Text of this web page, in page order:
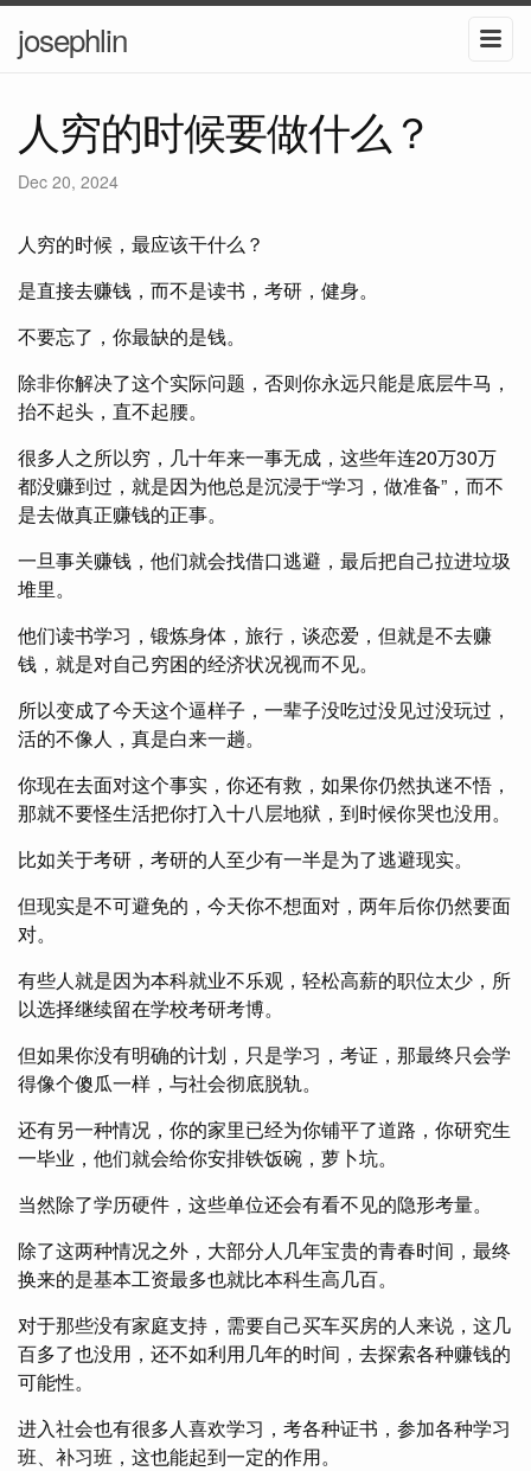
josephlin
人穷的时候要做什么？
Dec 20, 2024
人穷的时候，最应该干什么？
是直接去赚钱，而不是读书，考研，健身。
不要忘了，你最缺的是钱。
除非你解决了这个实际问题，否则你永远只能是底层牛马，
抬不起头，直不起腰。
很多人之所以穷，几十年来一事无成，这些年连20万30万
都没赚到过，就是因为他总是沉浸于“学习，做准备”，而不
是去做真正赚钱的正事。
一旦事关赚钱，他们就会找借口逃避，最后把自己拉进垃圾
堆里。
他们读书学习，锻炼身体，旅行，谈恋爱，但就是不去赚
钱，就是对自己穷困的经济状况视而不见。
所以变成了今天这个逼样子，一辈子没吃过没见过没玩过，
活的不像人，真是白来一趟。
你现在去面对这个事实，你还有救，如果你仍然执迷不悟，
那就不要怪生活把你打入十八层地狱，到时候你哭也没用。
比如关于考研，考研的人至少有一半是为了逃避现实。
但现实是不可避免的，今天你不想面对，两年后你仍然要面
对。
有些人就是因为本科就业不乐观，轻松高薪的职位太少，所
以选择继续留在学校考研考博。
但如果你没有明确的计划，只是学习，考证，那最终只会学
得像个傻瓜一样，与社会彻底脱轨。
还有另一种情况，你的家里已经为你铺平了道路，你研究生
一毕业，他们就会给你安排铁饭碗，萝卜坑。
当然除了学历硬件，这些单位还会有看不见的隐形考量。
除了这两种情况之外，大部分人几年宝贵的青春时间，最终
换来的是基本工资最多也就比本科生高几百。
对于那些没有家庭支持，需要自己买车买房的人来说，这几
百多了也没用，还不如利用几年的时间，去探索各种赚钱的
可能性。
进入社会也有很多人喜欢学习，考各种证书，参加各种学习
班、补习班，这也能起到一定的作用。